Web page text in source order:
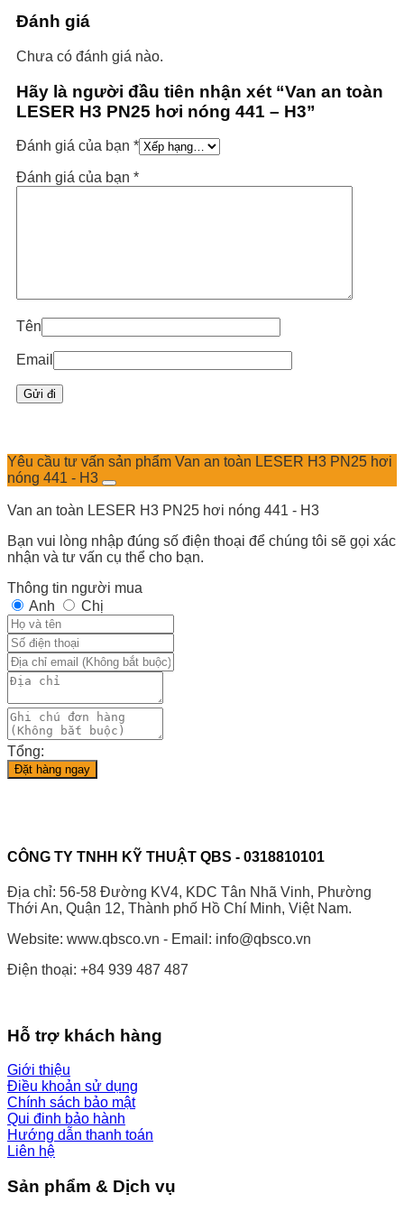
Đánh giá
Chưa có đánh giá nào.
Hãy là người đầu tiên nhận xét “Van an toàn
LESER H3 PN25 hơi nóng 441 – H3”
Đánh giá của bạn *
Đánh giá của bạn *
Tên
Email
Yêu cầu tư vấn sản phẩm Van an toàn LESER H3 PN25 hơi
nóng 441 - H3
Van an toàn LESER H3 PN25 hơi nóng 441 - H3
Bạn vui lòng nhập đúng số điện thoại để chúng tôi sẽ gọi xác
nhận và tư vấn cụ thể cho bạn.
Thông tin người mua
Anh
Chị
Tổng:
Đặt hàng ngay
CÔNG TY TNHH KỸ THUẬT QBS - 0318810101
Địa chỉ: 56-58 Đường KV4, KDC Tân Nhã Vinh, Phường
Thới An, Quận 12, Thành phố Hồ Chí Minh, Việt Nam.
Website: www.qbsco.vn - Email: info@qbsco.vn
Điện thoại: +84 939 487 487
Hỗ trợ khách hàng
Giới thiệu
Điều khoản sử dụng
Chính sách bảo mật
Qui đinh bảo hành
Hướng dẫn thanh toán
Liên hệ
Sản phẩm & Dịch vụ